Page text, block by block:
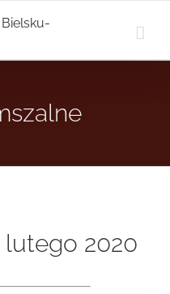
lutego 2020